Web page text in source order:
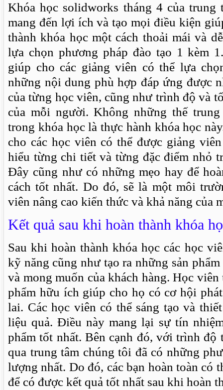
Khóa học solidworks tháng 4 của
mang đến lợi ích và tạo mọi điều kiện
thành khóa học một cách thoải mái và
lựa chọn phương pháp đào tạo 1 kèm
giúp cho các giảng viên có thể lựa
những nội dung phù hợp đáp ứng được
của từng học viên, cũng như trình độ và
của mỗi người. Không những thế
trong khóa học là thực hành khóa học
cho các học viên có thể được giảng
hiểu từng chi tiết và từng đặc điểm nhỏ
Đây cũng như có những mẹo hay để
cách tốt nhất. Do đó, sẽ là một môi
viên nâng cao kiến thức và khả năng của
Kết quả sau khi hoàn thành khóa
Sau khi hoàn thành khóa học các học
kỹ năng cũng như tạo ra những sản
và mong muốn của khách hàng. Học
phẩm hữu ích giúp cho họ có cơ hội
lai. Các học viên có thể sáng tạo và
liệu quả. Điều này mang lại sự tín
phẩm tốt nhất. Bên cạnh đó, với trình độ
qua trung tâm chúng tôi đã có những
lượng nhất. Do đó, các bạn hoàn toàn có
để có được kết quả tốt nhất sau khi hoàn